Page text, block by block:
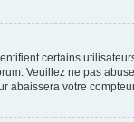
certains
Veuillez ne pas
abaissera votre